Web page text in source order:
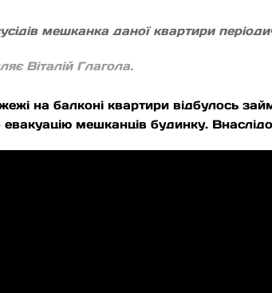
мешканка даної квартири
Віталій Глагола.
на балконі квартири відбулось
евакуацію мешканців будинку.